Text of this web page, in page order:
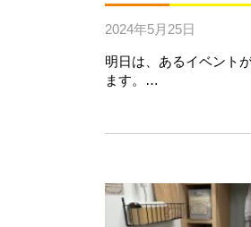
2024年5月25日
明日は、あるイベント
ます。…